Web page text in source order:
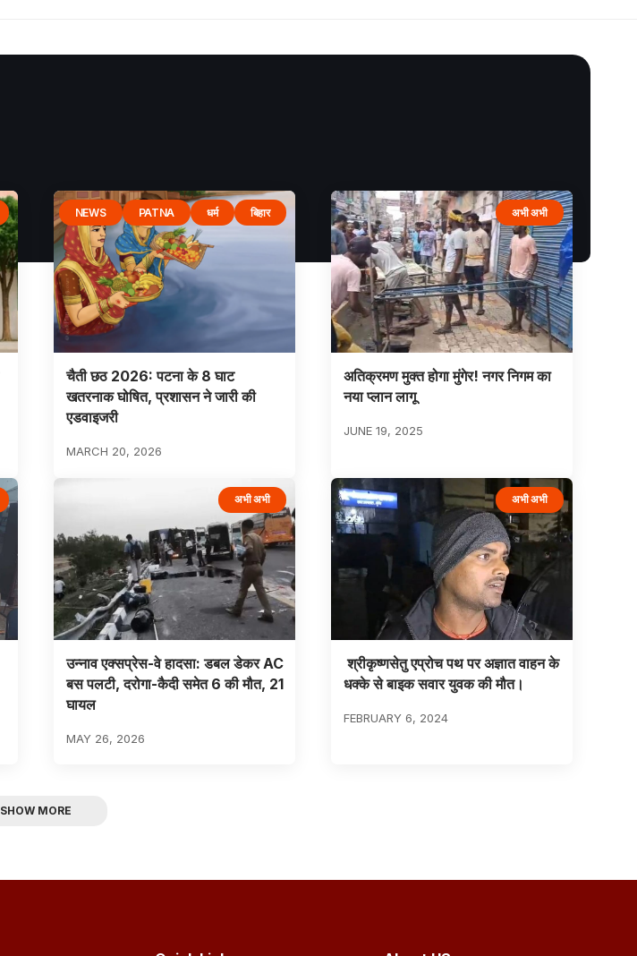
NEWS PATNA धर्म बिहार
चैती छठ 2026: पटना के 8 घाट
खतरनाक घोषित, प्रशासन ने जारी की
एडवाइजरी
MARCH 20, 2026
अभी अभी
अतिक्रमण मुक्त होगा मुंगेर! नगर निगम का
नया प्लान लागू
JUNE 19, 2025
अभी अभी
उन्नाव एक्सप्रेस-वे हादसा: डबल डेकर AC
बस पलटी, दरोगा-कैदी समेत 6 की मौत, 21
घायल
MAY 26, 2026
अभी अभी
श्रीकृष्णसेतु एप्रोच पथ पर अज्ञात वाहन के
धक्के से बाइक सवार युवक की मौत।
FEBRUARY 6, 2024
SHOW MORE